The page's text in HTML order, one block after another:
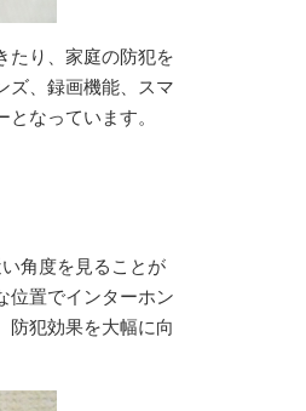
たり、家庭の防犯を
ズ、録画機能、スマ
なっています。
角度を見ることが
位置でインターホン
防犯効果を大幅に向